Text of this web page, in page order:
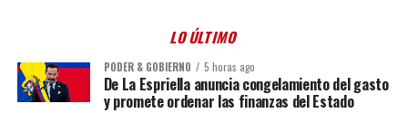
LO ÚLTIMO
PODER & GOBIERNO 5 horas ago
De La Espriella anuncia congelamiento del gasto
y promete ordenar las finanzas del Estado